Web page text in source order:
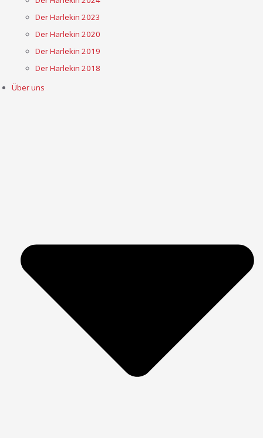
Der Harlekin 2023
Der Harlekin 2020
Der Harlekin 2019
Der Harlekin 2018
Über uns